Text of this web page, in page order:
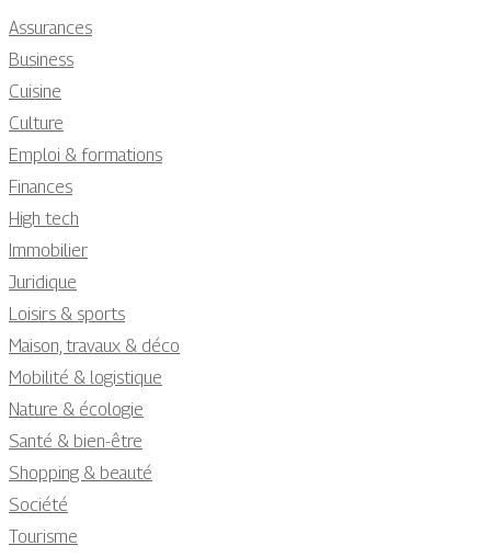
Assurances
Business
Cuisine
Culture
Emploi & formations
Finances
High tech
Immobilier
Juridique
Loisirs & sports
Maison, travaux & déco
Mobilité & logistique
Nature & écologie
Santé & bien-être
Shopping & beauté
Société
Tourisme